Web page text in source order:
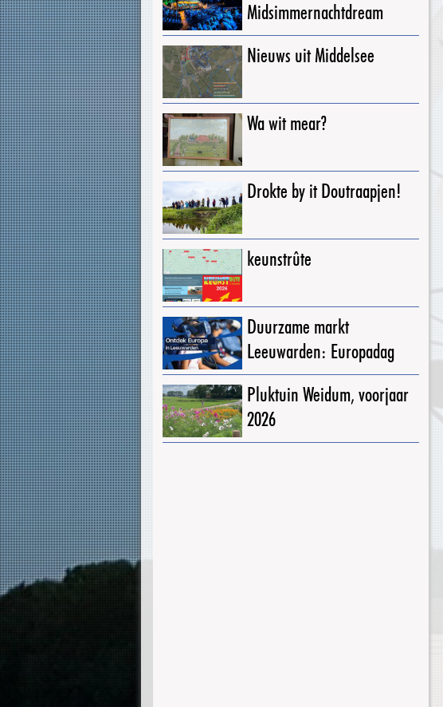
Midsimmernachtdream
Nieuws uit Middelsee
Wa wit mear?
Drokte by it Doutraapjen!
keunstrûte
Duurzame markt
Leeuwarden: Europadag
Pluktuin Weidum, voorjaar
2026